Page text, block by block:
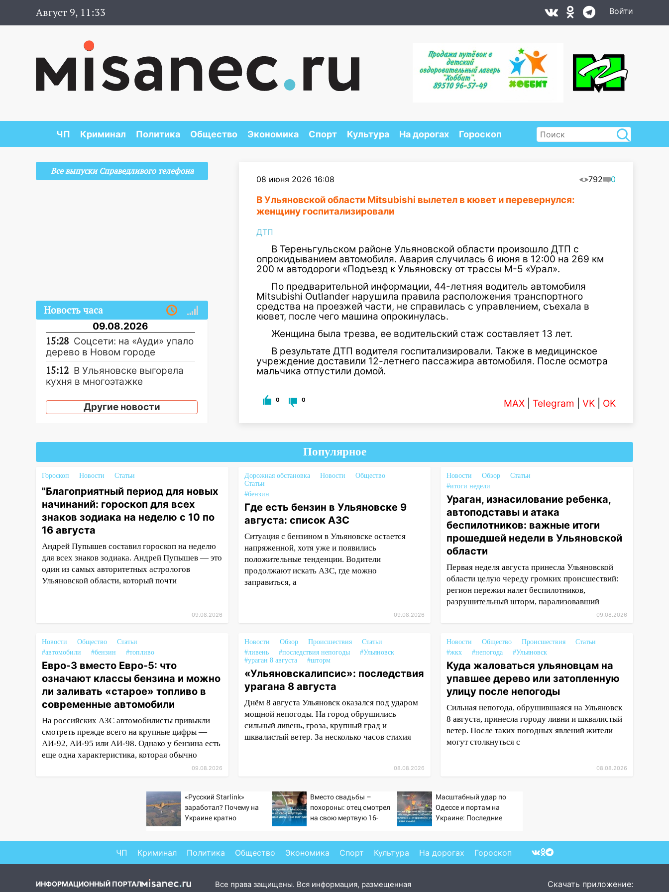
Август 9, 11:34 Войти
ЧП Криминал Политика Общество Экономика Спорт Культура На дорогах Гороскоп
08 июня 2026 16:08 792 0
В Ульяновской области Mitsubishi вылетел в кювет и перевернулся:
женщину госпитализировали
ДТП
В Тереньгульском районе Ульяновской области произошло ДТП с
опрокидыванием автомобиля. Авария случилась 6 июня в 12:00 на 269 км
200 м автодороги «Подъезд к Ульяновску от трассы М-5 «Урал».
По предварительной информации, 44-летняя водитель автомобиля
Mitsubishi Outlander нарушила правила расположения транспортного
средства на проезжей части, не справилась с управлением, съехала в
кювет, после чего машина опрокинулась.
Женщина была трезва, ее водительский стаж составляет 13 лет.
В результате ДТП водителя госпитализировали. Также в медицинское
учреждение доставили 12-летнего пассажира автомобиля. После осмотра
мальчика отпустили домой.
0 0 MAX Telegram VK OK
Все выпуски Справедливого телефона
Новость часа
09.08.2026
15:28 Соцсети: на «Ауди» упало
дерево в Новом городе
15:12 В Ульяновске выгорела
кухня в многоэтажке
14:18 Гинеколог рассказала о
том, с какими сложностями
13:02 Соцсети: на улице Розы
автомобиль
13:00
«Благоприятный период
для новых начинаний: гороскоп
для всех знаков зодиака на
неделю с 10 по 16 августа
13:00 На проспекте Тюленева в
Ульяновске образовалось
«море»
12:57 В Ульяновской области
ожидается крупный град
11:55
Соцсети: светофор упал
на машину во время сильного
ливня в Ульяновске
11:00 В Ульяновской области
люди в СНТ сидят без света
10:13 Прокуратура подвела
итоги недели в Ульяновской
области
09:18 Из-за ливня
заблокировано движение
Ураган, изнасилование
ребенка, автоподставы и атака
беспилотников: важные итоги
В Ульяновске
восстановили трамвайную и
инфраструктуру после шторма.
Другие новости
Популярное
Гороскоп Новости Статьи
"Благоприятный период для новых
начинаний: гороскоп для всех
знаков зодиака на неделю с 10 по
16 августа
Андрей Пупышев составил гороскоп на неделю
для всех знаков зодиака. Андрей Пупышев — это
один из самых авторитетных астрологов
Ульяновской области, который почти
09.08.2026
Дорожная обстановка Новости
Общество
Статьи
#бензин
Где есть бензин в Ульяновске 9
августа: список АЗС
Ситуация с бензином в Ульяновске остается
напряженной, хотя уже и появились
положительные тенденции. Водители
продолжают искать АЗС, где можно
заправиться, а
09.08.2026
Новости Обзор
Статьи
#итоги недели
Ураган, изнасилование ребенка,
автоподставы и атака
беспилотников: важные итоги
прошедшей недели в Ульяновской
области
Первая неделя августа принесла Ульяновской
области целую череду громких происшествий:
регион пережил налет беспилотников,
разрушительный шторм, парализовавший
09.08.2026
Новости Общество
Статьи
#автомобили
#бензин #топливо
Евро-3 вместо Евро-5: что
означают классы бензина и можно
ли заливать «старое» топливо в
современные автомобили
На российских АЗС автомобилисты привыкли
смотреть прежде всего на крупные цифры —
АИ-92, АИ-95 или АИ-98. Однако у бензина есть
еще одна характеристика, которая обычно
09.08.2026
Новости Обзор Происшествия
Статьи
#ливень
#последствия непогоды
#Ульяновск
#ураган 8 августа
#шторм
«Ульяновскалипсис»: последствия
урагана 8 августа
Днём 8 августа Ульяновск оказался под ударом
мощной непогоды. На город обрушились
сильный ливень, гроза, крупный град и
шквалистый ветер. За несколько часов стихия
08.08.2026
Новости Общество Происшествия
Статьи
#жкх
#непогода #Ульяновск
Куда жаловаться ульяновцам на
упавшее дерево или затопленную
улицу после непогоды
Сильная непогода, обрушившаяся на Ульяновск
8 августа, принесла городу ливни и шквалистый
ветер. После таких погодных явлений жители
могут столкнуться с
08.08.2026
«Русский Starlink»
заработал? Почему на
Украине кратно
ВСУ
Вместо свадьбы –
похороны: отец смотрел
на свою мертвую 16-
Масштабный удар по
Одессе и портам на
Украине: Последние
2026 года
ЧП Криминал Политика Общество Экономика Спорт Культура На дорогах Гороскоп
ИНФОРМАЦИОННЫЙ ПОРТАЛ
Все права защищены. Вся информация, размещенная
Скачать приложение: